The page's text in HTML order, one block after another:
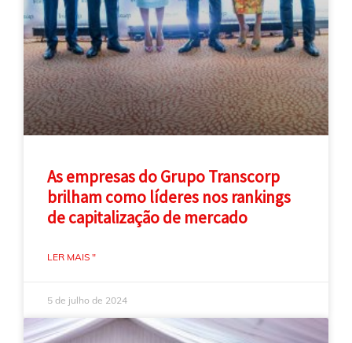
As empresas do Grupo Transcorp
brilham como líderes nos rankings
de capitalização de mercado
LER MAIS "
5 de julho de 2024